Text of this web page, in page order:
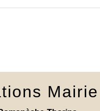
Mairie